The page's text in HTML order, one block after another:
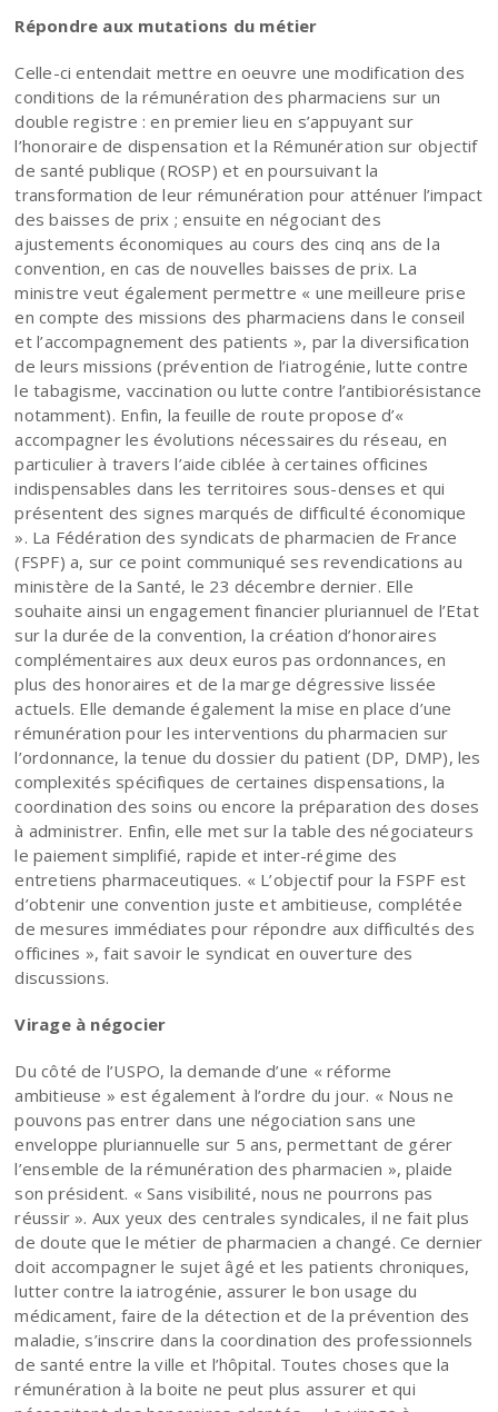
Répondre aux mutations du métier
Celle-ci entendait mettre en oeuvre une modification des
conditions de la rémunération des pharmaciens sur un
double registre : en premier lieu en s’appuyant sur
l’honoraire de dispensation et la Rémunération sur objectif
de santé publique (ROSP) et en poursuivant la
transformation de leur rémunération pour atténuer l’impact
des baisses de prix ; ensuite en négociant des
ajustements économiques au cours des cinq ans de la
convention, en cas de nouvelles baisses de prix. La
ministre veut également permettre « une meilleure prise
en compte des missions des pharmaciens dans le conseil
et l’accompagnement des patients », par la diversification
de leurs missions (prévention de l’iatrogénie, lutte contre
le tabagisme, vaccination ou lutte contre l’antibiorésistance
notamment). Enfin, la feuille de route propose d’«
accompagner les évolutions nécessaires du réseau, en
particulier à travers l’aide ciblée à certaines officines
indispensables dans les territoires sous-denses et qui
présentent des signes marqués de difficulté économique
». La Fédération des syndicats de pharmacien de France
(FSPF) a, sur ce point communiqué ses revendications au
ministère de la Santé, le 23 décembre dernier. Elle
souhaite ainsi un engagement financier pluriannuel de l’Etat
sur la durée de la convention, la création d’honoraires
complémentaires aux deux euros pas ordonnances, en
plus des honoraires et de la marge dégressive lissée
actuels. Elle demande également la mise en place d’une
rémunération pour les interventions du pharmacien sur
l’ordonnance, la tenue du dossier du patient (DP, DMP), les
complexités spécifiques de certaines dispensations, la
coordination des soins ou encore la préparation des doses
à administrer. Enfin, elle met sur la table des négociateurs
le paiement simplifié, rapide et inter-régime des
entretiens pharmaceutiques. « L’objectif pour la FSPF est
d’obtenir une convention juste et ambitieuse, complétée
de mesures immédiates pour répondre aux difficultés des
officines », fait savoir le syndicat en ouverture des
discussions.
Virage à négocier
Du côté de l’USPO, la demande d’une « réforme
ambitieuse » est également à l’ordre du jour. « Nous ne
pouvons pas entrer dans une négociation sans une
enveloppe pluriannuelle sur 5 ans, permettant de gérer
l’ensemble de la rémunération des pharmacien », plaide
son président. « Sans visibilité, nous ne pourrons pas
réussir ». Aux yeux des centrales syndicales, il ne fait plus
de doute que le métier de pharmacien a changé. Ce dernier
doit accompagner le sujet âgé et les patients chroniques,
lutter contre la iatrogénie, assurer le bon usage du
médicament, faire de la détection et de la prévention des
maladie, s’inscrire dans la coordination des professionnels
de santé entre la ville et l’hôpital. Toutes choses que la
rémunération à la boite ne peut plus assurer et qui